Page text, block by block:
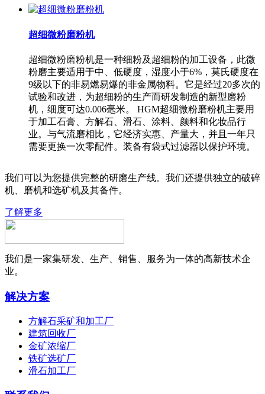
超细微粉磨粉机
超细微粉磨粉机是一种细粉及超细粉的加工设备，此微
粉磨主要适用于中、低硬度，湿度小于6%，莫氏硬度在
9级以下的非易燃易爆的非金属物料。它是经过20多次的
试验和改进，为超细粉的生产而研发制造的新型磨粉
机，细度可达0.006毫米。 HGM超细微粉磨粉机主要用
于加工石膏、方解石、滑石、涂料、颜料和化妆品行
业。与气流磨相比，它经济实惠、产量大，并且一年只
需要更换一次零配件。装备有袋式过滤器以保护环境。
我们可以为您提供完整的研磨生产线。我们还提供独立的破碎
机、磨机和选矿机及其备件。
了解更多
我们是一家集研发、生产、销售、服务为一体的高新技术企
业。
解决方案
方解石采矿和加工厂
建筑回收厂
金矿浓缩厂
铁矿选矿厂
滑石加工厂